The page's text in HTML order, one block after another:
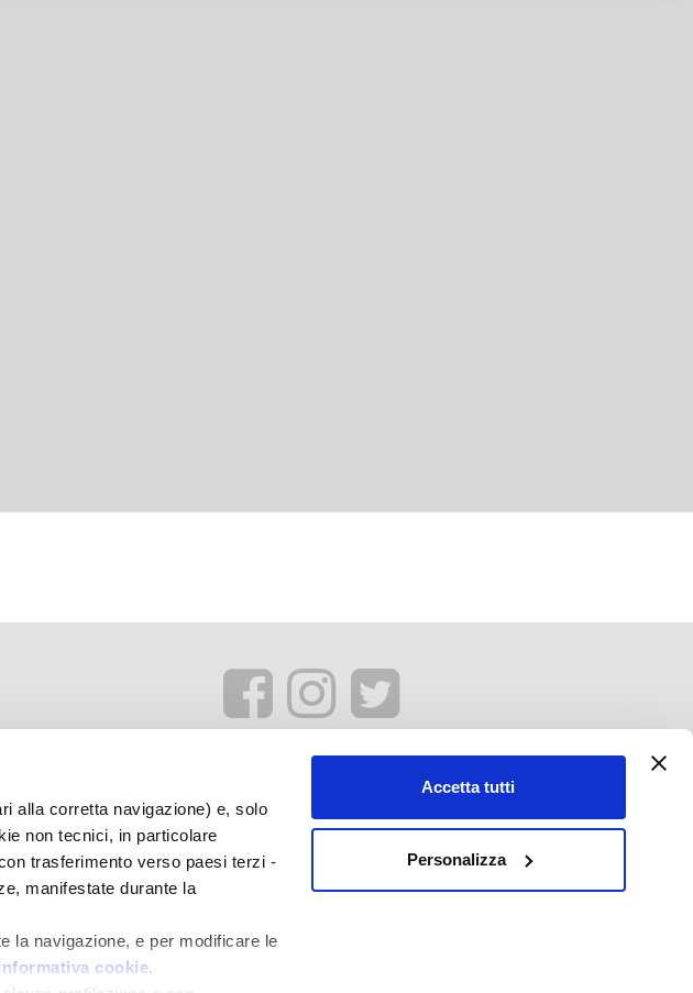
alla corretta navigazione) e, solo
non tecnici, in particolare
trasferimento verso paesi terzi -
manifestate durante la
la navigazione, e per modificare le
cookie.
Accetta tutti
Personalizza